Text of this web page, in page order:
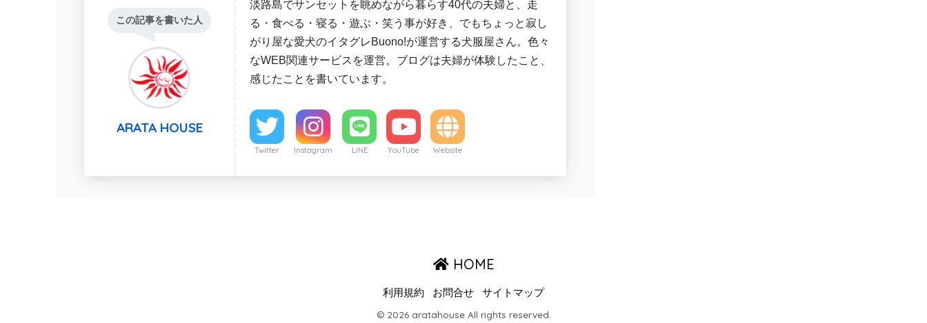
この記事を書いた人
ARATA HOUSE
淡路島でサンセットを眺めながら暮らす40代の夫婦と、走
る・食べる・寝る・遊ぶ・笑う事が好き、でもちょっと寂し
がり屋な愛犬のイタグレBuono!が運営する犬服屋さん。色々
なWEB関連サービスを運営。ブログは夫婦が体験したこと、
感じたことを書いています。
Twitter Instagram LINE YouTube Website
HOME
利用規約 お問合せ サイトマップ
© 2026 aratahouse All rights reserved.